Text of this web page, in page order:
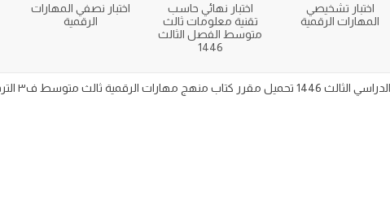
اختبار تشخيصي
المهارات الرقمية
اختبار نهائي حاسب
تقنية معلومات ثالث
متوسط الفصل الثالث
1446
اختبار نصفي المهارات
الرقمية